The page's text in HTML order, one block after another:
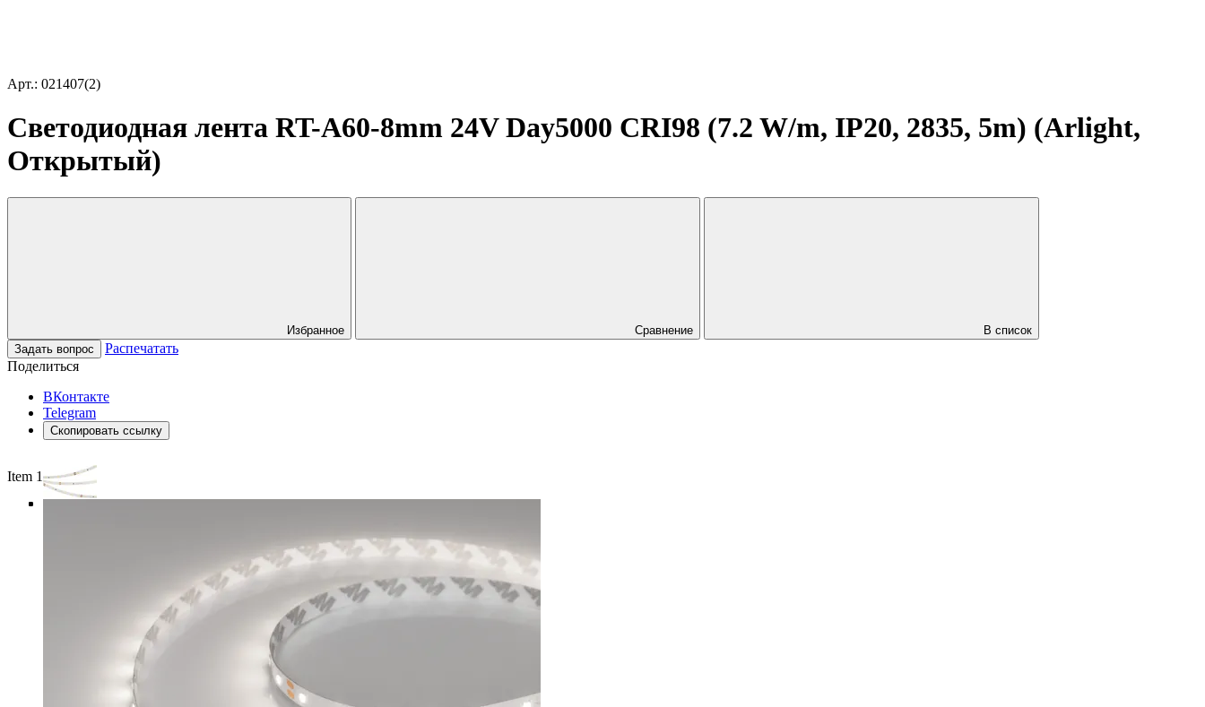
Арт.: 021407(2)
Светодиодная лента RT-A60-8mm 24V Day5000 CRI98 (7.2 W/m, IP20, 2835, 5m) (Arlight,
Открытый)
Избранное Сравнение
В список
Задать вопрос
Распечатать
Поделиться
ВКонтакте
Telegram
Скопировать ссылку
Item 1 of 4